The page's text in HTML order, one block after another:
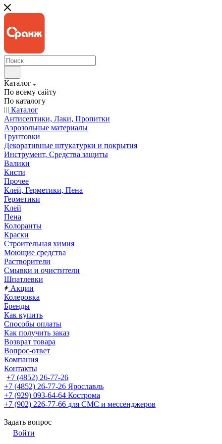
Каталог
По всему сайту
По каталогу
Каталог
Антисептики, Лаки, Пропитки
Аэрозольные материалы
Грунтовки
Декоративные штукатурки и покрытия
Инструмент, Средства защиты
Валики
Кисти
Прочее
Клей, Герметики, Пена
Герметики
Клей
Пена
Колоранты
Краски
Строительная химия
Моющие средства
Растворители
Смывки и очистители
Шпатлевки
Акции
Колеровка
Бренды
Как купить
Способы оплаты
Как получить заказ
Возврат товара
Вопрос-ответ
Компания
Контакты
+7 (4852) 26-77-26
+7 (4852) 26-77-26 Ярославль
+7 (929) 093-64-64 Кострома
+7 (902) 226-77-66 для СМС и мессенджеров
Задать вопрос
Войти